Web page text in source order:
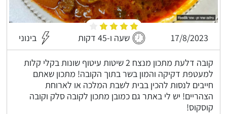
17/8/2023 שעה ו-45 דקות בינוני
קובה דלעת מתכון מנצח 2 שיטות עיטוף שונות בקלי קלות
למעטפת דקיקה והמון בשר בתוך הקובה! מתכון שאתם
חייבים לנסות להכין בבית לשבת המלכה או לארוחת
הצהריים! יש לי באתר גם כמובן מתכון לקובה סלק וקובה
קוסקוס!